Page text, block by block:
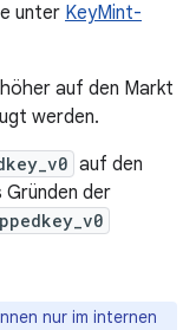
unter KeyMint-
auf den Markt
werden.
auf den
Gründen der
nur im internen